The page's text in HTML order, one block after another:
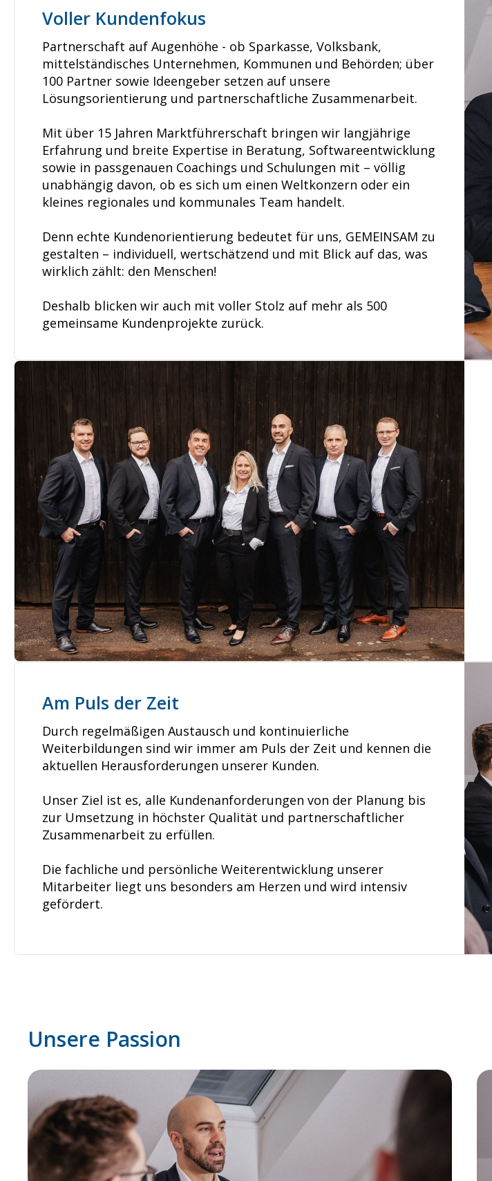
Voller Kundenfokus
Partnerschaft auf Augenhöhe - ob Sparkasse, Volksbank,
mittelständisches Unternehmen, Kommunen und Behörden; über
100 Partner sowie Ideengeber setzen auf unsere
Lösungsorientierung und partnerschaftliche Zusammenarbeit.
Mit über 15 Jahren Marktführerschaft bringen wir langjährige
Erfahrung und breite Expertise in Beratung, Softwareentwicklung
sowie in passgenauen Coachings und Schulungen mit – völlig
unabhängig davon, ob es sich um einen Weltkonzern oder ein
kleines regionales und kommunales Team handelt.
Denn echte Kundenorientierung bedeutet für uns, GEMEINSAM zu
gestalten – individuell, wertschätzend und mit Blick auf das, was
wirklich zählt: den Menschen!
Deshalb blicken wir auch mit voller Stolz auf mehr als 500
gemeinsame Kundenprojekte zurück.
Am Puls der Zeit
Durch regelmäßigen Austausch und kontinuierliche
Weiterbildungen sind wir immer am Puls der Zeit und kennen die
aktuellen Herausforderungen unserer Kunden.
Unser Ziel ist es, alle Kundenanforderungen von der Planung bis
zur Umsetzung in höchster Qualität und partnerschaftlicher
Zusammenarbeit zu erfüllen.
Die fachliche und persönliche Weiterentwicklung unserer
Mitarbeiter liegt uns besonders am Herzen und wird intensiv
gefördert.
Unsere Passion